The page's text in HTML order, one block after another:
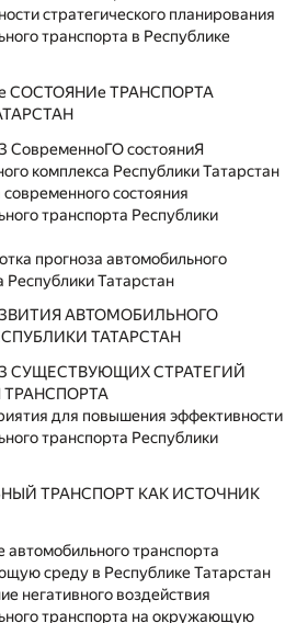
стратегического планирования
транспорта в Республике
СОСТОЯНИе ТРАНСПОРТА
СовременноГО состояниЯ
комплекса Республики Татарстан
состояния
транспорта Республики
прогноза автомобильного
Республики Татарстан
АВТОМОБИЛЬНОГО
ТАТАРСТАН
СУЩЕСТВУЮЩИХ СТРАТЕГИЙ
ТРАНСПОРТА
для повышения эффективности
транспорта Республики
ТРАНСПОРТ КАК ИСТОЧНИК
автомобильного транспорта
среду в Республике Татарстан
негативного воздействия
транспорта на окружающую